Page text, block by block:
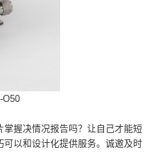
O50
握决情况报告吗？让自己才能短
以和设计化提供服务。诚邀及时